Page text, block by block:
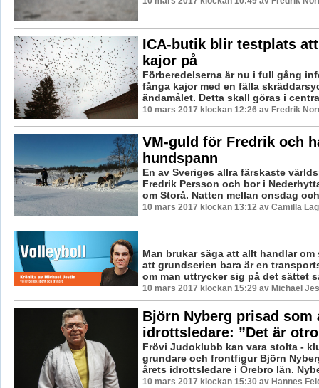
ICA-butik blir testplats
kajor på
Förberedelserna är nu i full gång
fånga kajor med en fälla
ändamålet. Detta skall göras i
10 mars 2017 klockan 12:26 av Fredrik
VM-guld för Fredrik och
hundspann
En av Sveriges allra färskaste
Fredrik Persson och bor i
om Storå. Natten mellan onsdag
10 mars 2017 klockan 13:12 av Camilla
Man brukar säga att allt handlar
att grundserien bara är en
om man uttrycker sig på det sättet
10 mars 2017 klockan 15:29 av Michael
Björn Nyberg prisad som
idrottsledare: ”Det är
Frövi Judoklubb kan vara stolta -
grundare och frontfigur Björn
årets idrottsledare i Örebro län.
10 mars 2017 klockan 15:30 av Hannes